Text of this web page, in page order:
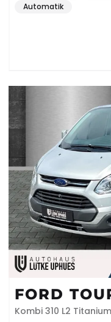
Automatik
FORD
Kombi 310 L2